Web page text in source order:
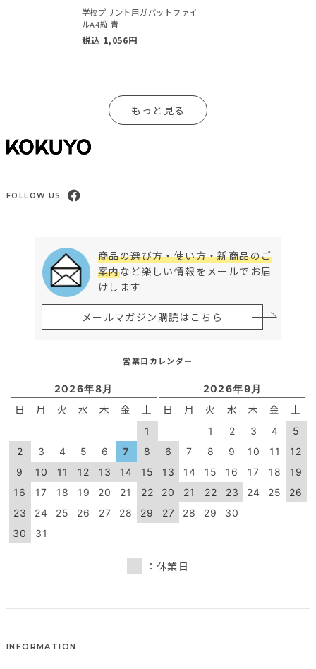
学校プリント用ガバットファイ
ルA4縦 青
税込 1,056円
もっと見る
FOLLOW US
商品の選び方・使い方・新商品のご
案内など楽しい情報をメールでお届
けします
メールマガジン購読はこちら
営業日カレンダー
2026年8月
日 月 火 水 木 金 土
1
2
3 4 5 6 7
8
9
10 11 12 13 14
15
16
17 18 19 20 21
22
23
24 25 26 27 28
29
30
31
2026年9月
日 月 火 水 木 金 土
1 2 3 4
5
6
7 8 9 10 11
12
13
14 15 16 17 18
19
20
21 22 23 24 25
26
27
28 29 30
：休業日
INFORMATION